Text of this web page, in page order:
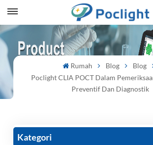
Rumah Blog
Blog
Poclight CLIA POCT Dalam
Preventif Dan Diagnostik
Kategori